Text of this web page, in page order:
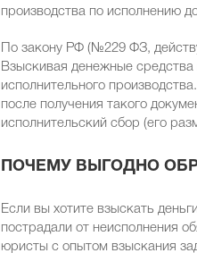
производства по исполнению
По закону РФ (№229 ФЗ,
Взыскивая денежные средства
исполнительного
после получения такого
исполнительский сбор (его
ПОЧЕМУ ВЫГОДНО
Если вы хотите взыскать
пострадали от неисполнения
юристы с опытом взыскания